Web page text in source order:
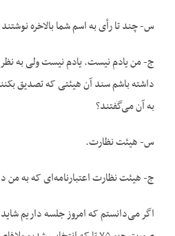
س- چند تا رأی به اسم شما بالاخره
ج- من یادم نیست. یادم نیست ولی به
داشته باشم سند آن هیئتی که تصدیق
به آن می‌گفتند؟
س- هیئت نظارت.
ج- هیئت نظارت اعتبارنامه‌ای که به من
اگر می‌دانستم که امروز جلسه داریم